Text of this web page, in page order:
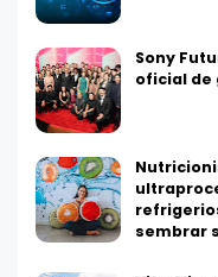
Sony
oficial de
sembrar